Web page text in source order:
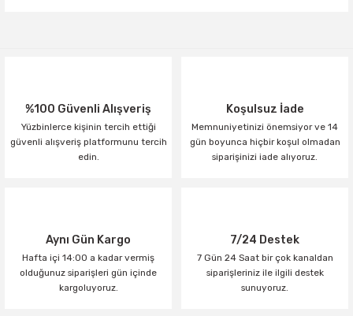
%100 Güvenli Alışveriş
Yüzbinlerce kişinin tercih ettiği
güvenli alışveriş platformunu tercih
edin.
Koşulsuz İade
Memnuniyetinizi önemsiyor ve 14
gün boyunca hiçbir koşul olmadan
siparişinizi iade alıyoruz.
Aynı Gün Kargo
Hafta içi 14:00 a kadar vermiş
olduğunuz siparişleri gün içinde
kargoluyoruz.
7/24 Destek
7 Gün 24 Saat bir çok kanaldan
siparişleriniz ile ilgili destek
sunuyoruz.